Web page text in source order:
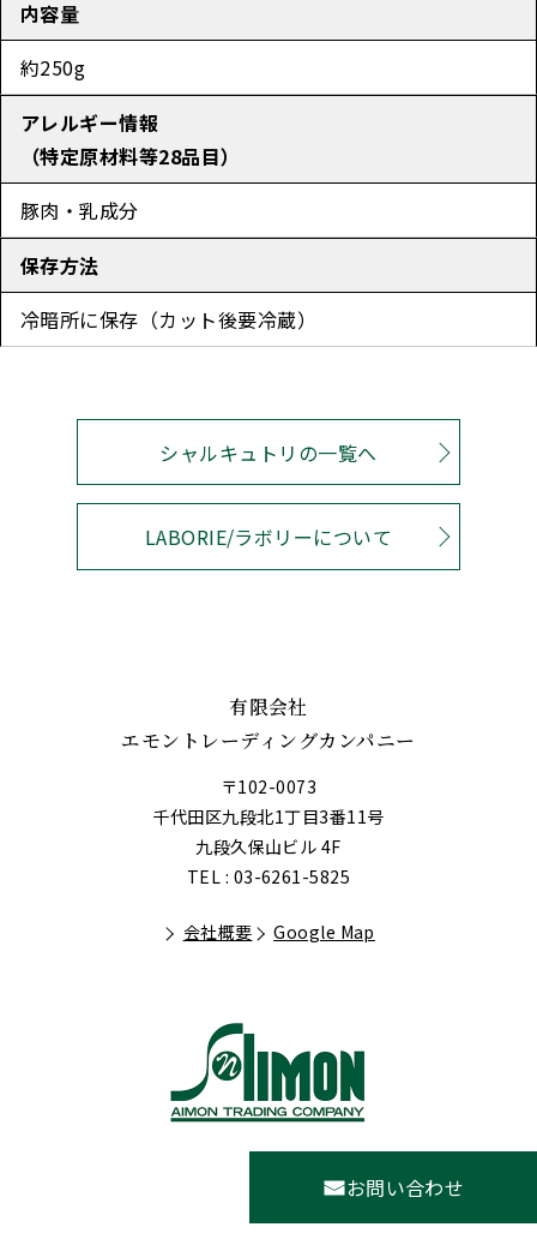
内容量
約250g
アレルギー情報
（特定原材料等28品目）
豚肉・乳成分
保存方法
冷暗所に保存（カット後要冷蔵）
シャルキュトリの一覧へ
LABORIE/ラボリーについて
有限会社
エモントレーディングカンパニー
〒102-0073
千代田区九段北1丁目3番11号
九段久保山ビル 4F
TEL : 03-6261-5825
会社概要 Google Map
お問い合わせ